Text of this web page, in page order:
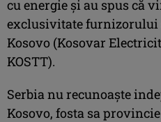
cu energie şi au spus că
exclusivitate furnizorului
Kosovo (Kosovar
KOSTT).
Serbia nu recunoaşte
Kosovo, fosta sa